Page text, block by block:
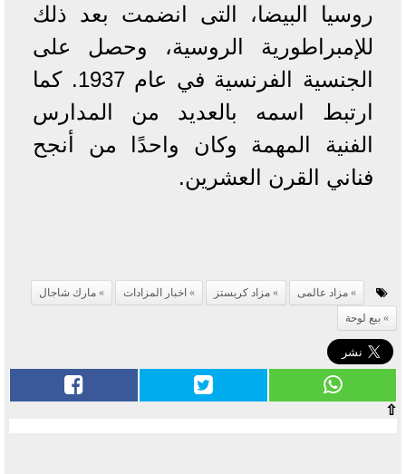
روسيا البيضا، التى انضمت بعد ذلك
للإمبراطورية الروسية، وحصل على
الجنسية الفرنسية في عام 1937. كما
ارتبط اسمه بالعديد من المدارس
الفنية المهمة وكان واحدًا من أنجح
فناني القرن العشرين.
مزاد عالمى مزاد كريستز اخبار المزادات
مارك شاجال
بيع لوحة
⇧